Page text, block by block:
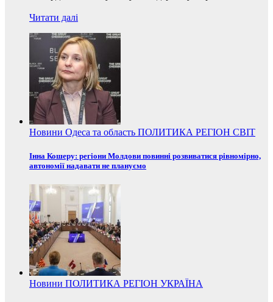
Читати далі
Новини Одеса та область ПОЛИТИКА РЕГІОН СВІТ
Інна Кошеру: регіони Молдови повинні розвиватися рівномірно,
автономії надавати не плануємо
Новини ПОЛИТИКА РЕГІОН УКРАЇНА